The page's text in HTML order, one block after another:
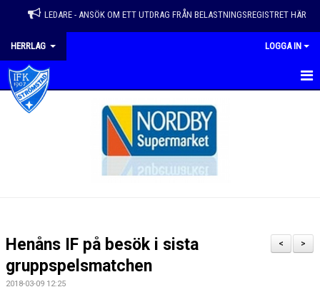
LEDARE - ANSÖK OM ETT UTDRAG FRÅN BELASTNINGSREGISTRET HÄR
HERRLAG LOGGA IN
HEM
>
<
Henåns IF på besök i sista
gruppspelsmatchen
2018-03-09 12:25